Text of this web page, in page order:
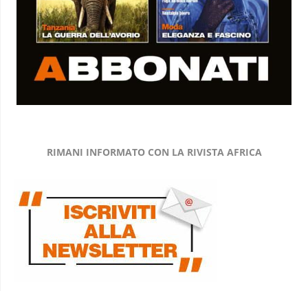
RIMANI INFORMATO CON LA RIVISTA AFRICA